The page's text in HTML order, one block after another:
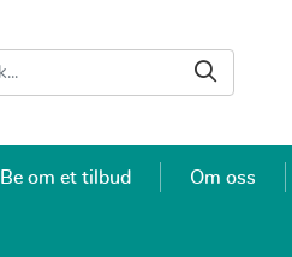
Be om et tilbud Om oss